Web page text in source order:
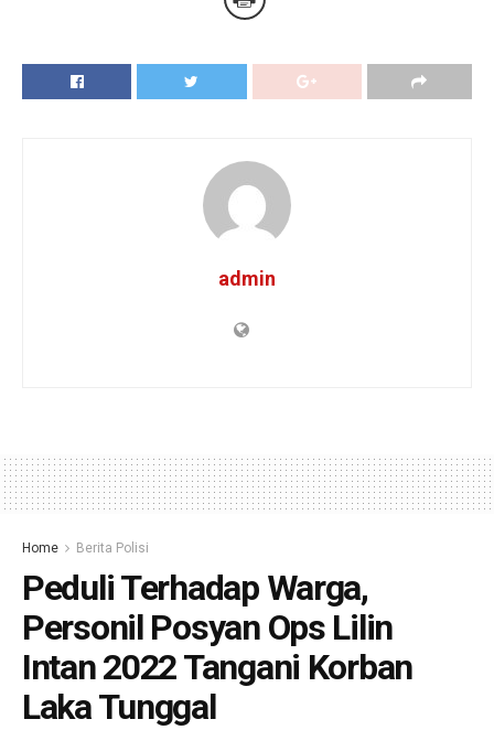
admin
Home Berita Polisi
Peduli Terhadap Warga,
Personil Posyan Ops Lilin
Intan 2022 Tangani Korban
Laka Tunggal